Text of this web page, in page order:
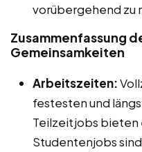
vorübergehend zu
Zusammenfassung
Gemeinsamkeiten
Arbeitszeiten:
festesten und
Teilzeitjobs bieten
Studentenjobs